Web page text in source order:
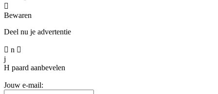

Bewaren
Deel nu je advertentie
 n 
j
H paard aanbevelen
Jouw e-mail: